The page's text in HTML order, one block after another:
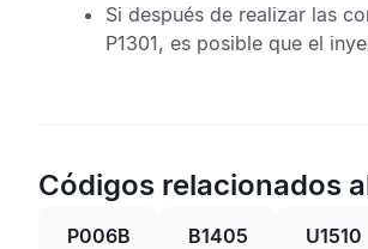
Si después de realizar las
P1301, es posible que el
Códigos relacionados
P006B B1405 U1510